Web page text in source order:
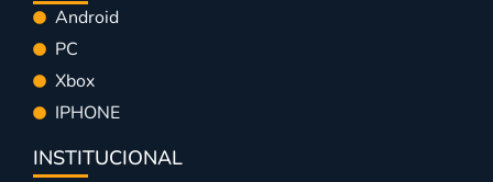
Android
PC
Xbox
IPHONE
INSTITUCIONAL